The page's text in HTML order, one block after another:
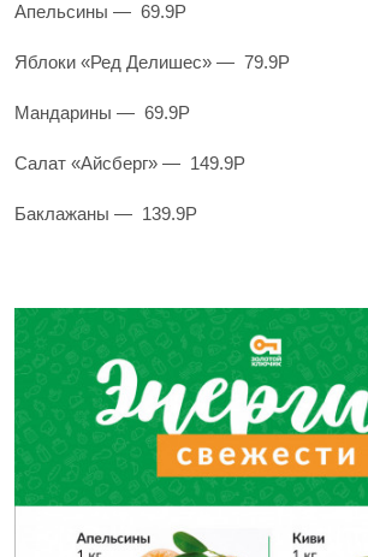
Апельсины — 69.9Р
Яблоки «Ред Делишес» — 79.9Р
Мандарины — 69.9Р
Салат «Айсберг» — 149.9Р
Баклажаны — 139.9Р